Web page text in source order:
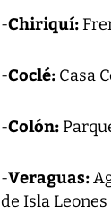
-Chiriquí:
-Coclé: Casa
-Colón:
-Veraguas:
de Isla